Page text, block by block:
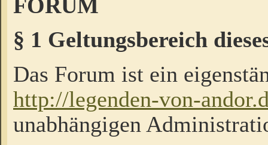
FORUM
§ 1 Geltungsbereich
Das Forum ist ein
http://legenden-von-
unabhängigen